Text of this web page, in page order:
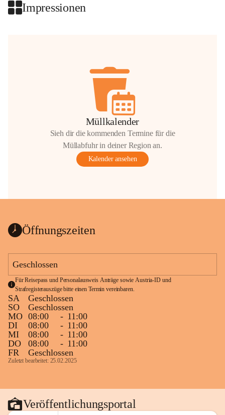
Impressionen
Müllkalender
Sieh dir die kommenden Termine für die
Müllabfuhr in deiner Region an.
Kalender ansehen
Öffnungszeiten
Geschlossen
Für Reisepass und Personalausweis Anträge sowie Austria-ID und
Strafregisterauszüge bitte einen Termin vereinbaren.
SA
Geschlossen
SO
Geschlossen
MO 08:00 - 11:00
DI
08:00 - 11:00
MI
08:00 - 11:00
DO
08:00 - 11:00
FR
Geschlossen
Zuletzt bearbeitet: 25.02.2025
Veröffentlichungsportal